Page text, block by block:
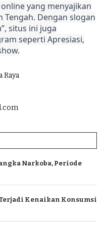
yang menyajikan
Dengan slogan
situs ini juga
seperti Apresiasi,
Raya
Narkoba, Periode
Kenaikan Konsumsi